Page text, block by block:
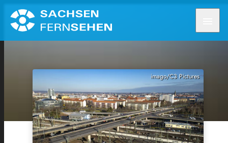
imago/C3 Pictures